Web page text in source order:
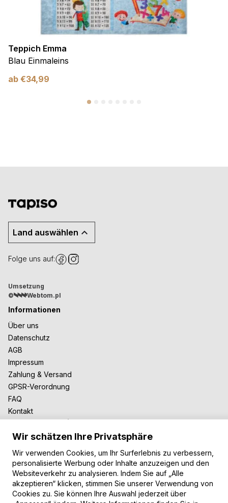
Teppich Emma
Blau Einmaleins
ab €34,99
Land auswählen
Folge uns auf:
Umsetzung
©
Webtom.pl
Informationen
Über uns
Datenschutz
AGB
Impressum
Zahlung & Versand
GPSR-Verordnung
FAQ
Kontakt
Zusammenarbeit
Für Blogger
B2B-Zusammenarbeit
Unsere Teppiche
Moderne Teppiche
Vintage Teppiche
Wir schätzen Ihre Privatsphäre
Wir verwenden Cookies, um Ihr Surferlebnis zu verbessern,
personalisierte Werbung oder Inhalte anzuzeigen und den
Websiteverkehr zu analysieren. Indem Sie auf „Alle
akzeptieren“ klicken, stimmen Sie unserer Verwendung von
Cookies zu. Sie können Ihre Auswahl jederzeit über